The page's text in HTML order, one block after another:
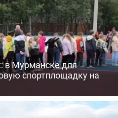
в Мурманске для
спортплощадку на